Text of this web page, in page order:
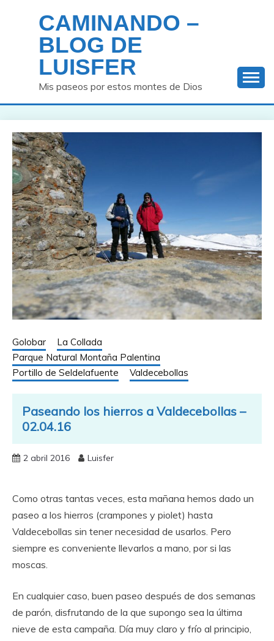
contenido
CAMINANDO –
BLOG DE
LUISFER
Mis paseos por estos montes de Dios
Golobar
La Collada
Parque Natural Montaña Palentina
Portillo de Seldelafuente
Valdecebollas
Paseando los hierros a Valdecebollas –
02.04.16
2 abril 2016 Luisfer
Como otras tantas veces, esta mañana hemos dado un
paseo a los hierros (crampones y piolet) hasta
Valdecebollas sin tener necesidad de usarlos. Pero
siempre es conveniente llevarlos a mano, por si las
moscas.
En cualquier caso, buen paseo después de dos semanas
de parón, disfrutando de la que supongo sea la última
nieve de esta campaña. Día muy claro y frío al principio,